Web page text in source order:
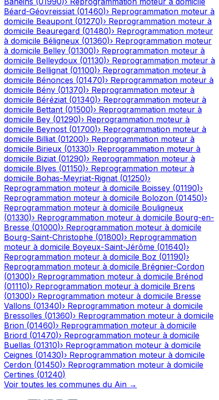
Béard-Géovreissiat (01460)› Reprogrammation moteur à
domicile Beaupont (01270)› Reprogrammation moteur à
domicile Beauregard (01480)› Reprogrammation moteur
à domicile Béligneux (01360)› Reprogrammation moteur
à domicile Belley (01300)› Reprogrammation moteur à
domicile Belleydoux (01130)› Reprogrammation moteur à
domicile Bellignat (01100)› Reprogrammation moteur à
domicile Bénonces (01470)› Reprogrammation moteur à
domicile Bény (01370)› Reprogrammation moteur à
domicile Béréziat (01340)› Reprogrammation moteur à
domicile Bettant (01500)› Reprogrammation moteur à
domicile Bey (01290)› Reprogrammation moteur à
domicile Beynost (01700)› Reprogrammation moteur à
domicile Billiat (01200)› Reprogrammation moteur à
domicile Birieux (01330)› Reprogrammation moteur à
domicile Biziat (01290)› Reprogrammation moteur à
domicile Blyes (01150)› Reprogrammation moteur à
domicile Bohas-Meyriat-Rignat (01250)›
Reprogrammation moteur à domicile Boissey (01190)›
Reprogrammation moteur à domicile Bolozon (01450)›
Reprogrammation moteur à domicile Bouligneux
(01330)› Reprogrammation moteur à domicile Bourg-en-
Bresse (01000)› Reprogrammation moteur à domicile
Bourg-Saint-Christophe (01800)› Reprogrammation
moteur à domicile Boyeux-Saint-Jérôme (01640)›
Reprogrammation moteur à domicile Boz (01190)›
Reprogrammation moteur à domicile Brégnier-Cordon
(01300)› Reprogrammation moteur à domicile Brénod
(01110)› Reprogrammation moteur à domicile Brens
(01300)› Reprogrammation moteur à domicile Bresse
Vallons (01340)› Reprogrammation moteur à domicile
Bressolles (01360)› Reprogrammation moteur à domicile
Brion (01460)› Reprogrammation moteur à domicile
Briord (01470)› Reprogrammation moteur à domicile
Buellas (01310)› Reprogrammation moteur à domicile
Ceignes (01430)› Reprogrammation moteur à domicile
Cerdon (01450)› Reprogrammation moteur à domicile
Certines (01240)
Voir toutes les communes du Ain →